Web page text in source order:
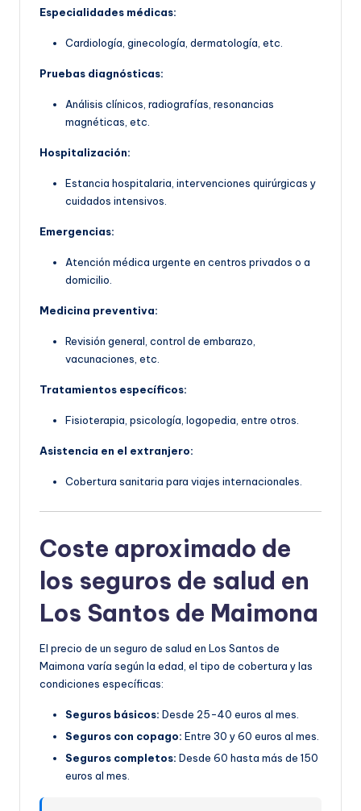
Especialidades médicas:
Cardiología, ginecología, dermatología, etc.
Pruebas diagnósticas:
Análisis clínicos, radiografías, resonancias
magnéticas, etc.
Hospitalización:
Estancia hospitalaria, intervenciones quirúrgicas y
cuidados intensivos.
Emergencias:
Atención médica urgente en centros privados o a
domicilio.
Medicina preventiva:
Revisión general, control de embarazo,
vacunaciones, etc.
Tratamientos específicos:
Fisioterapia, psicología, logopedia, entre otros.
Asistencia en el extranjero:
Cobertura sanitaria para viajes internacionales.
Coste aproximado de
los seguros de salud en
Los Santos de Maimona
El precio de un seguro de salud en Los Santos de
Maimona varía según la edad, el tipo de cobertura y las
condiciones específicas:
Seguros básicos: Desde 25-40 euros al mes.
Seguros con copago: Entre 30 y 60 euros al mes.
Seguros completos: Desde 60 hasta más de 150
euros al mes.